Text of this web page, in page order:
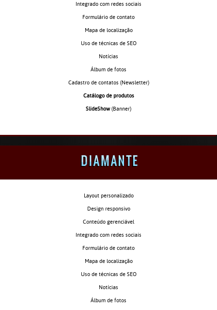
Integrado com redes sociais
Formulário de contato
Mapa de localização
Uso de técnicas de SEO
Notícias
Álbum de fotos
Cadastro de contatos (Newsletter)
Catálogo de produtos
SlideShow (Banner)
Layout personalizado
Design responsivo
Conteúdo gerenciável
Integrado com redes sociais
Formulário de contato
Mapa de localização
Uso de técnicas de SEO
Notícias
Álbum de fotos